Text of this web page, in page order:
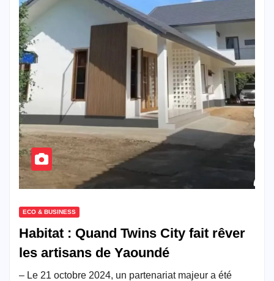
ECO & BUSINESS
Habitat : Quand Twins City fait rêver
les artisans de Yaoundé
– Le 21 octobre 2024, un partenariat majeur a été